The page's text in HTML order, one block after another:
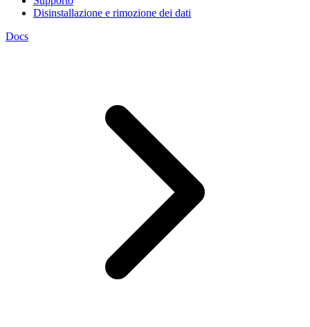
Disinstallazione e rimozione dei dati
Docs